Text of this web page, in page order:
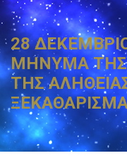
28
ΜΗΝΥΜΑ ΤΗΣ
ΤΗΣ